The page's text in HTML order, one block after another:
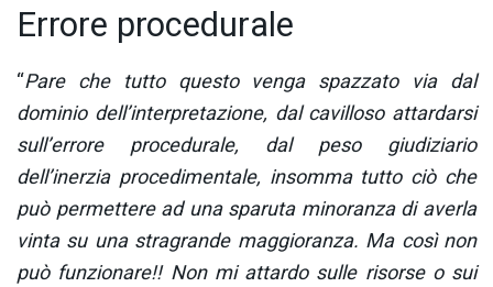
Errore procedurale
“Pare che tutto questo venga spazzato via dal
dominio dell’interpretazione, dal cavilloso attardarsi
sull’errore procedurale, dal peso giudiziario
dell’inerzia procedimentale, insomma tutto ciò che
può permettere ad una sparuta minoranza di averla
vinta su una stragrande maggioranza. Ma così non
può funzionare!! Non mi attardo sulle risorse o sui